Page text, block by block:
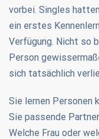
vorbei. Singles
ein erstes
Verfügung. Nicht so
Person
sich tatsächlich
Sie lernen Personen
Sie passende
Welche Frau oder